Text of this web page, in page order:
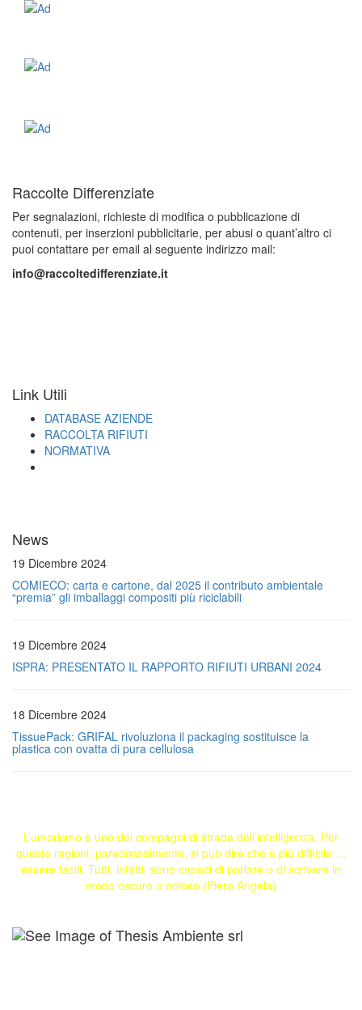
Raccolte Differenziate
Per segnalazioni, richieste di modifica o pubblicazione di
contenuti, per inserzioni pubblicitarie, per abusi o quant’altro ci
puoi contattare per email al seguente indirizzo mail:
info@raccoltedifferenziate.it
Link Utili
DATABASE AZIENDE
RACCOLTA RIFIUTI
NORMATIVA
News
19 Dicembre 2024
COMIECO: carta e cartone, dal 2025 il contributo ambientale
“premia” gli imballaggi compositi più riciclabili
19 Dicembre 2024
ISPRA: PRESENTATO IL RAPPORTO RIFIUTI URBANI 2024
18 Dicembre 2024
TissuePack: GRIFAL rivoluziona il packaging sostituisce la
plastica con ovatta di pura cellulosa
L’umorismo è uno dei compagni di strada dell’intelligenza. Per
queste ragioni, paradossalmente, si può dire che è più difficile …
essere facili. Tutti, infatti, sono capaci di parlare o di scrivere in
modo oscuro o noioso (Piero Angela)